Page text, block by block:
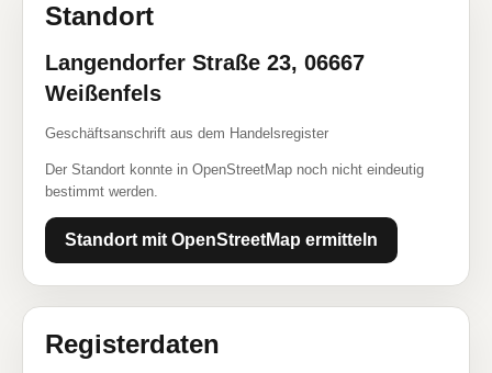
Standort
Langendorfer Straße 23, 06667
Weißenfels
Geschäftsanschrift aus dem Handelsregister
Der Standort konnte in OpenStreetMap noch nicht eindeutig
bestimmt werden.
Standort mit OpenStreetMap ermitteln
Registerdaten